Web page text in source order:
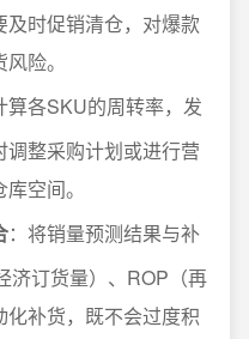
时促销清仓，对爆款
险。
算各SKU的周转率，发
整采购计划或进行营
空间。
：将销量预测结果与补
济订货量）、ROP（再
补货，既不会过度积